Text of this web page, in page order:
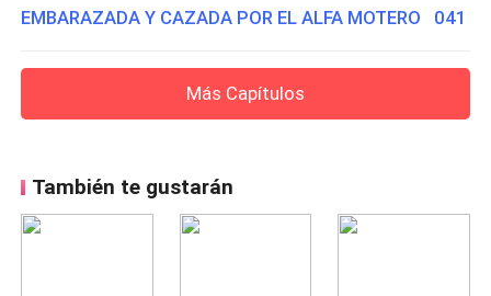
EMBARAZADA Y CAZADA POR EL ALFA MOTERO 041
Más Capítulos
También te gustarán